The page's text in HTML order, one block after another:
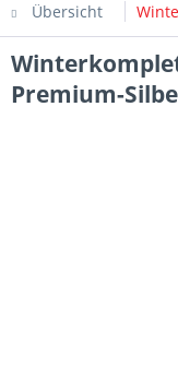
Übersicht
Premium-